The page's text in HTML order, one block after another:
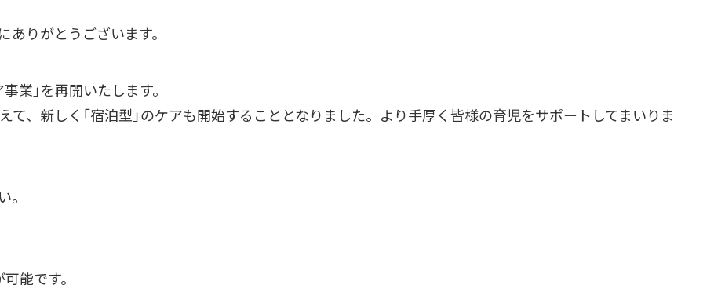
りがとうございます。
業」を再開いたします。
て、新しく「宿泊型」のケアも開始することとなりました。より手厚く皆様の育児をサポートしてまいりま
能です。